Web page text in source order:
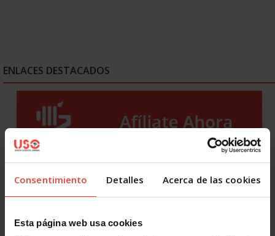
Consentimiento Detalles Acerca de las cookies
Esta página web usa cookies
ENLACES DESTACADOS